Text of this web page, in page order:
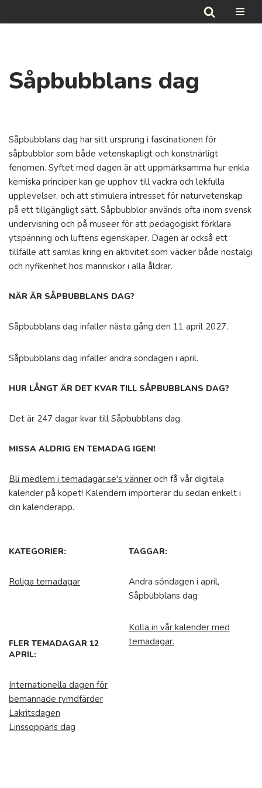
Såpbubblans dag
Såpbubblans dag har sitt ursprung i fascinationen för
såpbubblor som både vetenskapligt och konstnärligt
fenomen. Syftet med dagen är att uppmärksamma hur enkla
kemiska principer kan ge upphov till vackra och lekfulla
upplevelser, och att stimulera intresset för naturvetenskap
på ett tillgängligt sätt. Såpbubblor används ofta inom svensk
undervisning och på museer för att pedagogiskt förklara
ytspänning och luftens egenskaper. Dagen är också ett
tillfälle att samlas kring en aktivitet som väcker både nostalgi
och nyfikenhet hos människor i alla åldrar.
NÄR ÄR SÅPBUBBLANS DAG?
Såpbubblans dag infaller nästa gång den 11 april 2027.
Såpbubblans dag infaller andra söndagen i april.
HUR LÅNGT ÄR DET KVAR TILL SÅPBUBBLANS DAG?
Det är 247 dagar kvar till Såpbubblans dag.
MISSA ALDRIG EN TEMADAG IGEN!
Bli medlem i temadagar.se's vänner och få vår digitala
kalender på köpet! Kalendern importerar du sedan enkelt i
din kalenderapp.
KATEGORIER:
Roliga temadagar
TAGGAR:
Andra söndagen i april,
Såpbubblans dag
FLER TEMADAGAR 12
APRIL:
Internationella dagen för
bemannade rymdfärder
Lakritsdagen
Linssoppans dag
Kolla in vår kalender med
temadagar.